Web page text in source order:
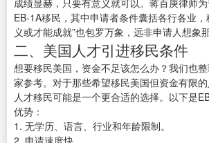
成绩显赫，只要有意义就可以。蒋百庚律师
EB-1A移民，其中申请者条件囊括各行各业
义或才能成就”也包罗万象，远非申请人想象那
二、美国人才引进移民条件
想要移民美国，资金不足该怎么办？我们也
家参考。对于那些希望移民美国但资金有限
人才移民可能是一个更合适的选择。以下是
优势：
1. 无学历、语言、行业和年龄限制。